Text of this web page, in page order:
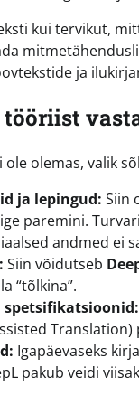
kui tervikut,
ja
ole olemas, valik
ja lepingud: Siin
paremini.
andmed ei
Siin võidutseb
“tõlkina”.
spetsifikatsioonid:
Igapäevaseks
pakub veidi